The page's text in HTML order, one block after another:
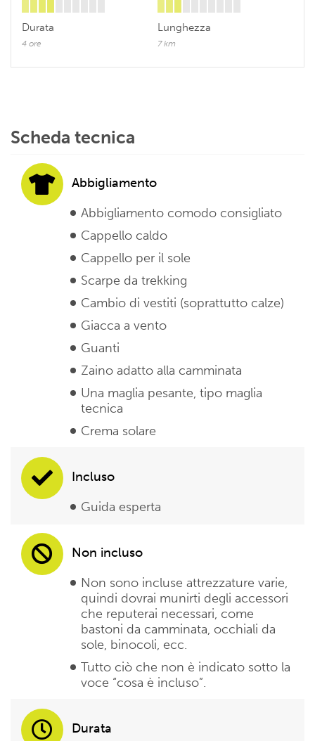
Durata
4 ore
Lunghezza
7 km
Scheda tecnica
Abbigliamento
Abbigliamento comodo consigliato
Cappello caldo
Cappello per il sole
Scarpe da trekking
Cambio di vestiti (soprattutto calze)
Giacca a vento
Guanti
Zaino adatto alla camminata
Una maglia pesante, tipo maglia
tecnica
Crema solare
Incluso
Guida esperta
Non incluso
Non sono incluse attrezzature varie,
quindi dovrai munirti degli accessori
che reputerai necessari, come
bastoni da camminata, occhiali da
sole, binocoli, ecc.
Tutto ciò che non è indicato sotto la
voce “cosa è incluso”.
Durata